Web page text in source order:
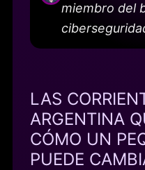
miembro del
LAS
ARGENTINA
CÓMO UN
PUEDE